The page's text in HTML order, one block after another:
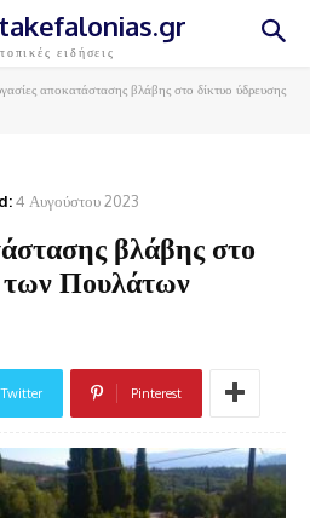
τοπικές ειδήσεις
αποκατάστασης βλάβης στο δίκτυο ύδρευσης
4 Αυγούστου 2023
βλάβης στο
των Πουλάτων
Twitter Pinterest